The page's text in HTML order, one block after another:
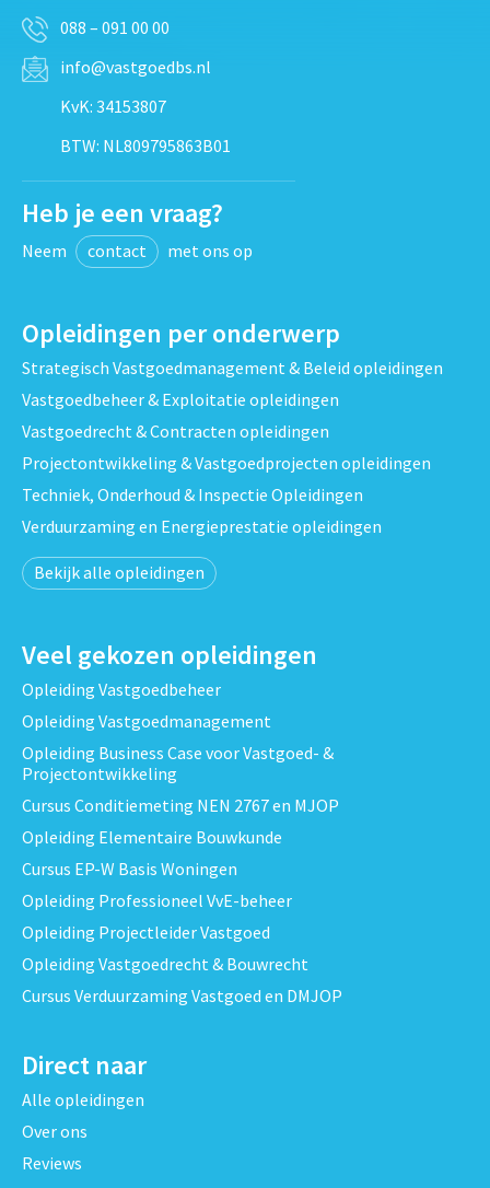
088 – 091 00 00
info@vastgoedbs.nl
KvK: 34153807
BTW: NL809795863B01
Heb je een vraag?
Neem contact met ons op
Opleidingen per onderwerp
Strategisch Vastgoedmanagement & Beleid opleidingen
Vastgoedbeheer & Exploitatie opleidingen
Vastgoedrecht & Contracten opleidingen
Projectontwikkeling & Vastgoedprojecten opleidingen
Techniek, Onderhoud & Inspectie Opleidingen
Verduurzaming en Energieprestatie opleidingen
Bekijk alle opleidingen
Veel gekozen opleidingen
Opleiding Vastgoedbeheer
Opleiding Vastgoedmanagement
Opleiding Business Case voor Vastgoed- &
Projectontwikkeling
Cursus Conditiemeting NEN 2767 en MJOP
Opleiding Elementaire Bouwkunde
Cursus EP-W Basis Woningen
Opleiding Professioneel VvE-beheer
Opleiding Projectleider Vastgoed
Opleiding Vastgoedrecht & Bouwrecht
Cursus Verduurzaming Vastgoed en DMJOP
Direct naar
Alle opleidingen
Over ons
Reviews